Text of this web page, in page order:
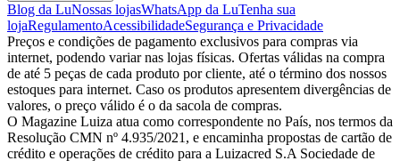
Blog da LuNossas lojasWhatsApp da LuTenha sua
lojaRegulamentoAcessibilidadeSegurança e Privacidade
Preços e condições de pagamento exclusivos para compras via
internet, podendo variar nas lojas físicas. Ofertas válidas na compra
de até 5 peças de cada produto por cliente, até o término dos nossos
estoques para internet. Caso os produtos apresentem divergências de
valores, o preço válido é o da sacola de compras.
O Magazine Luiza atua como correspondente no País, nos termos da
Resolução CMN nº 4.935/2021, e encaminha propostas de cartão de
crédito e operações de crédito para a Luizacred S.A Sociedade de